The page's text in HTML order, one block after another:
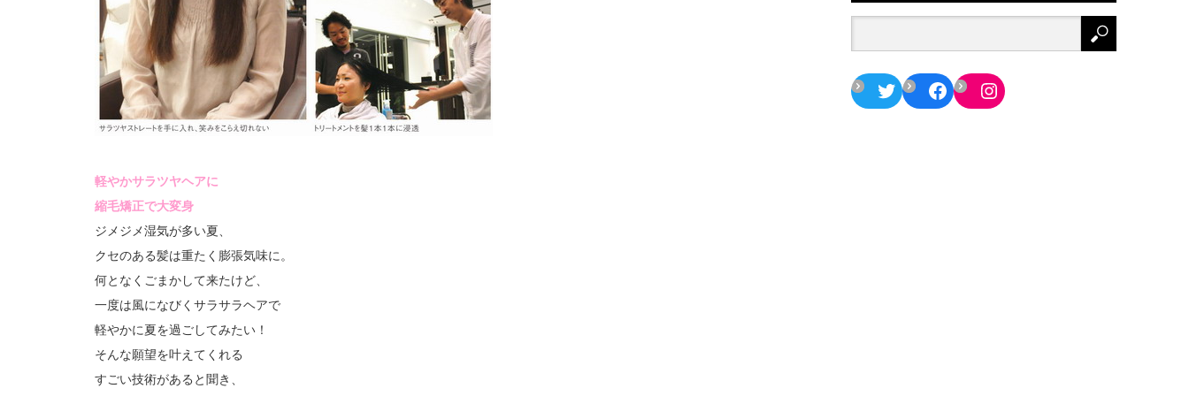
軽やかサラツヤヘアに
縮毛矯正で大変身
ジメジメ湿気が多い夏、
クセのある髪は重たく膨張気味に。
何となくごまかして来たけど、
一度は風になびくサラサラヘアで
軽やかに夏を過ごしてみたい！
そんな願望を叶えてくれる
すごい技術があると聞き、
TwitterFacebookInstagram